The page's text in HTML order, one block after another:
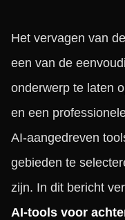
Het vervagen van
een van de
onderwerp te laten
en een
AI-aangedreven
gebieden te
zijn. In dit bericht
AI-tools voor